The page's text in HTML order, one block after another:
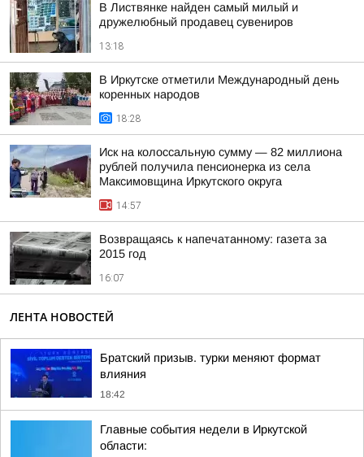
В Листвянке найден самый милый и
дружелюбный продавец сувениров
13:18
В Иркутске отметили Международный день
коренных народов
18:28
Иск на колоссальную сумму — 82 миллиона
рублей получила пенсионерка из села
Максимовщина Иркутского округа
14:57
Возвращаясь к напечатанному: газета за
2015 год
16:07
ЛЕНТА НОВОСТЕЙ
Братский призыв. турки меняют формат
влияния
18:42
Главные события недели в Иркутской
области: